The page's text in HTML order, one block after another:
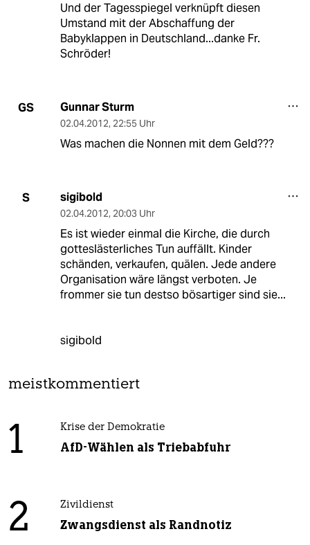
Und der Tagesspiegel verknüpft diesen
Umstand mit der Abschaffung der
Babyklappen in Deutschland...danke Fr.
Schröder!
GS Gunnar Sturm
02.04.2012, 22:55 Uhr
Was machen die Nonnen mit dem Geld???
S sigibold
02.04.2012, 20:03 Uhr
Es ist wieder einmal die Kirche, die durch
gotteslästerliches Tun auffällt. Kinder
schänden, verkaufen, quälen. Jede andere
Organisation wäre längst verboten. Je
frommer sie tun destso bösartiger sind sie...
sigibold
meistkommentiert
1 Krise der Demokratie
AfD-Wählen als Triebabfuhr
2 Zivildienst
Zwangsdienst als Randnotiz